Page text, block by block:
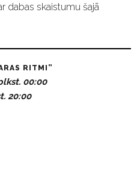
dabas skaistumu šajā
RITMI”
00:00
20:00